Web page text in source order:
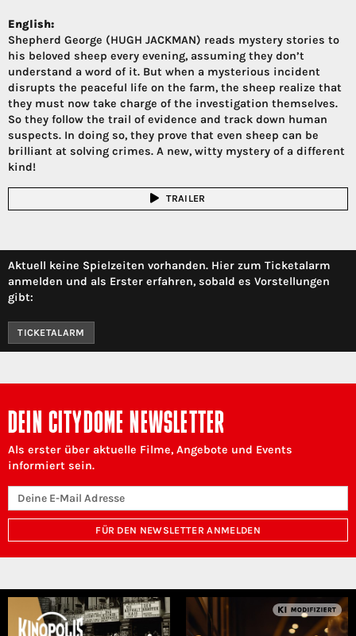
English:
Shepherd George (HUGH JACKMAN) reads mystery stories to
his beloved sheep every evening, assuming they don’t
understand a word of it. But when a mysterious incident
disrupts the peaceful life on the farm, the sheep realize that
they must now take charge of the investigation themselves.
So they follow the trail of evidence and track down human
suspects. In doing so, they prove that even sheep can be
brilliant at solving crimes. A new, witty mystery of a different
kind!
TRAILER
Aktuell keine Spielzeiten vorhanden. Hier zum Ticketalarm
anmelden und als Erster erfahren, sobald es Vorstellungen
gibt:
TICKETALARM
DEIN CITYDOME NEWSLETTER
Als erster über aktuelle Filme, Angebote und Events
informiert sein.
FÜR DEN NEWSLETTER ANMELDEN